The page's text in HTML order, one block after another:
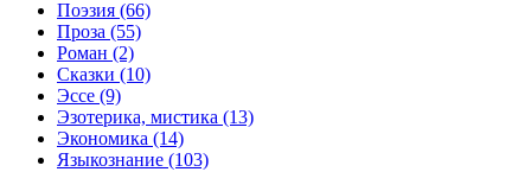
Поэзия (66)
Проза (55)
Роман (2)
Сказки (10)
Эссе (9)
Эзотерика, мистика (13)
Экономика (14)
Языкознание (103)